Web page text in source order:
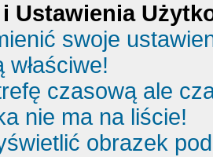
Ustawienia
swoje
czasową ale
nie ma na liście!
obrazek